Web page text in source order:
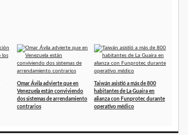
Omar Ávila advierte que en
Venezuela están conviviendo
dos sistemas de arrendamiento
contrarios
Taiwán asistió a más de 800
habitantes de La Guaira en
alianza con Funprotec durante
operativo médico